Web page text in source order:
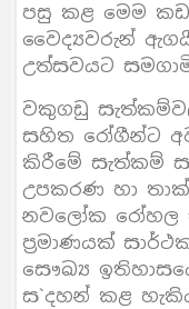
පසු කළ මෙම
වෛද්‍යවරුන්
උත්සවයට
වකුගඩු
සහිත රෝගීන්ට
කිරීමේ සැත්කම්
උපකරණ හා
නවලෝක රෝහල
ප‍්‍රමාණයක්
සෞඛ්‍ය
ස`දහන් කළ